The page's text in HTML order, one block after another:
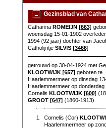
Gezinsblad van
Catharina ROMEIJN [663]
woensdag 15-01-1902
1994 (92 jaar) dochter van
Catholijntje SILVIS [3466]
getrouwd op 30-04-1924 met
KLOOTWIJK [657] geboren te
Haarlemmermeer op dinsdag
Haarlemmermeer op
Cornelis KLOOTWIJK [600]
GROOT [647] (1860-1913)
1. Cornelis (Cor)
Haarlemmermeer op